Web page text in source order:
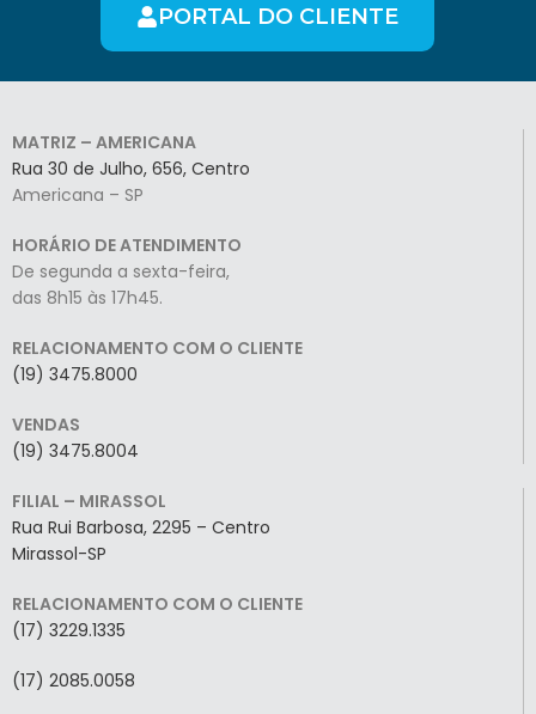
PORTAL DO CLIENTE
MATRIZ – AMERICANA
Rua 30 de Julho, 656, Centro
Americana – SP
HORÁRIO DE ATENDIMENTO
De segunda a sexta-feira,
das 8h15 às 17h45.
RELACIONAMENTO COM O CLIENTE
(19) 3475.8000
VENDAS
(19) 3475.8004
FILIAL – MIRASSOL
Rua Rui Barbosa, 2295 – Centro
Mirassol-SP
RELACIONAMENTO COM O CLIENTE
(17) 3229.1335
(17) 2085.0058